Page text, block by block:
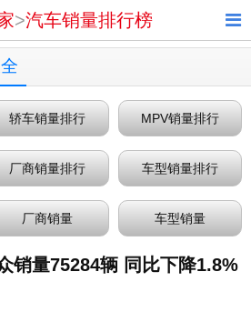
>汽车销量排行榜
轿车销量排行 MPV销量排行
厂商销量排行 车型销量排行
厂商销量 车型销量
销量75284辆 同比下降1.8%